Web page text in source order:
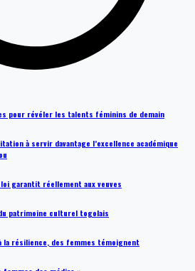
pour révéler les talents féminins de demain
à servir davantage l’excellence académique
garantit réellement aux veuves
patrimoine culturel togolais
la résilience, des femmes témoignent